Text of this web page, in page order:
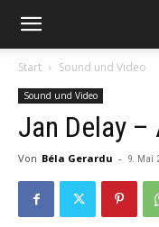
Start Sound und Video
Sound und Video
Jan Delay
Von Béla Gerardu - 9. Mai